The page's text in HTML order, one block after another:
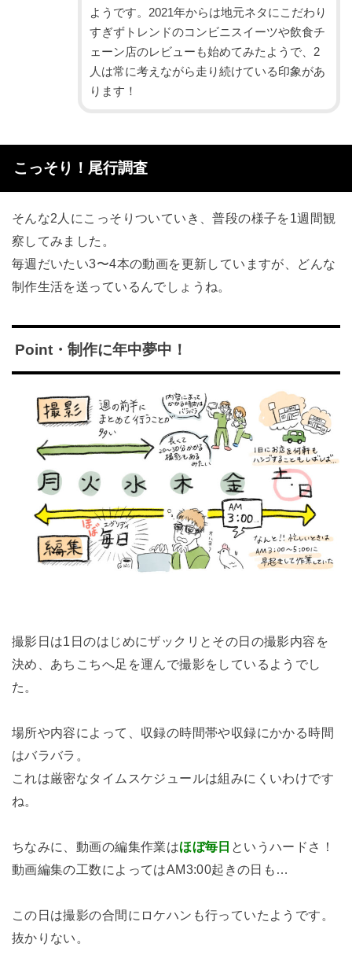
ようです。2021年からは地元ネタにこだわり
すぎずトレンドのコンビニスイーツや飲食チ
ェーン店のレビューも始めてみたようで、2
人は常に考えながら走り続けている印象があ
ります！
こっそり！尾行調査
そんな2人にこっそりついていき、普段の様子を1週間観
察してみました。
毎週だいたい3〜4本の動画を更新していますが、どんな
制作生活を送っているんでしょうね。
Point・制作に年中夢中！
撮影日は1日のはじめにザックリとその日の撮影内容を
決め、あちこちへ足を運んで撮影をしているようでし
た。
場所や内容によって、収録の時間帯や収録にかかる時間
はバラバラ。
これは厳密なタイムスケジュールは組みにくいわけです
ね。
ちなみに、動画の編集作業はほぼ毎日 というハードさ！
動画編集の工数によってはAM3:00起きの日も…
この日は撮影の合間にロケハンも行っていたようです。
抜かりない。